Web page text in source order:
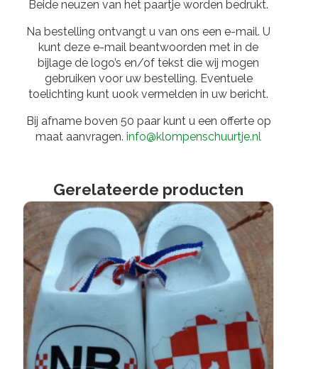
Beide neuzen van het paartje worden bedrukt.
Na bestelling ontvangt u van ons een e-mail. U
kunt deze e-mail beantwoorden met in de
bijlage de logo’s en/of tekst die wij mogen
gebruiken voor uw bestelling. Eventuele
toelichting kunt uook vermelden in uw bericht.
Bij afname boven 50 paar kunt u een offerte op
maat aanvragen. info@klompenschuurtje.nl
Gerelateerde producten